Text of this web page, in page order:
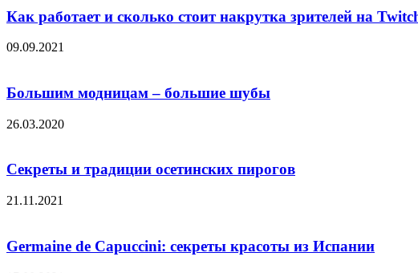
Как работает и сколько стоит накрутка зрителей на
09.09.2021
Большим модницам – большие шубы
26.03.2020
Секреты и традиции осетинских пирогов
21.11.2021
Germaine de Capuccini: секреты красоты из Испании